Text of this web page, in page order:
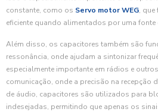
constante, como os Servo motor WEG, que
eficiente quando alimentados por uma fonte
Além disso, os capacitores também são
ressonância, onde ajudam a sintonizar
especialmente importante em rádios e
comunicação, onde a precisão na recepção
de áudio, capacitores são utilizados para
indesejadas, permitindo que apenas os